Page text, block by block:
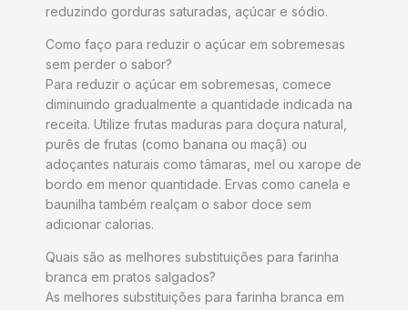
reduzindo gorduras saturadas, açúcar e sódio.
Como faço para reduzir o açúcar em sobremesas
sem perder o sabor?
Para reduzir o açúcar em sobremesas, comece
diminuindo gradualmente a quantidade indicada na
receita. Utilize frutas maduras para doçura natural,
purês de frutas (como banana ou maçã) ou
adoçantes naturais como tâmaras, mel ou xarope de
bordo em menor quantidade. Ervas como canela e
baunilha também realçam o sabor doce sem
adicionar calorias.
Quais são as melhores substituições para farinha
branca em pratos salgados?
As melhores substituições para farinha branca em